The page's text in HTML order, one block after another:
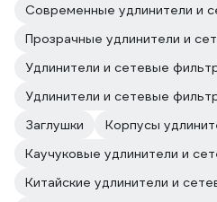
Современные удлинители и
Прозрачные удлинители и
Удлинители и сетевые
Удлинители и сетевые
Заглушки
Корпусы
Каучуковые удлинители и
Китайские удлинители и